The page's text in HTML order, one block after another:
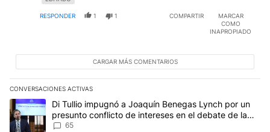
RESPONDER 1 1 COMPARTIR
MARCAR
COMO
INAPROPIADO
CARGAR MÁS COMENTARIOS
CONVERSACIONES ACTIVAS
Este listado muestra los artículos con más comentarios en los
Un artículo de tendencia con el título "Di Tullio impugnó a
Di Tullio impugnó a Joaquín Benegas Lynch por un
presunto conflicto de intereses en el debate de la
Ley de Tierras
65